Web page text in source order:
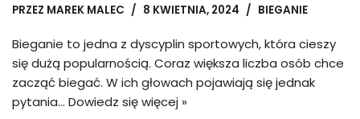
PRZEZ MAREK MALEC 8 KWIETNIA, 2024 BIEGANIE
Bieganie to jedna z dyscyplin sportowych, która cieszy
się dużą popularnością. Coraz większa liczba osób chce
zacząć biegać. W ich głowach pojawiają się jednak
pytania… Dowiedz się więcej »